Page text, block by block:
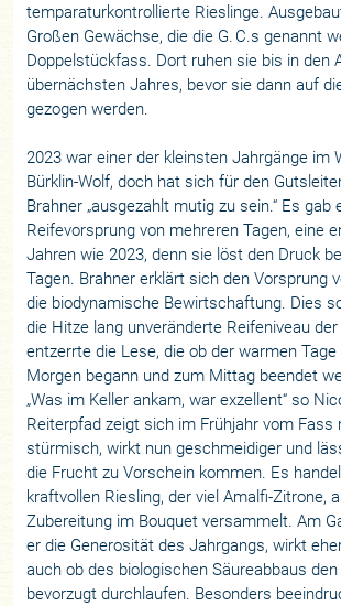
temparaturkontrollierte Rieslinge.
Großen Gewächse, die die G. C.s genannt
Doppelstückfass. Dort ruhen sie bis in den
übernächsten Jahres, bevor sie dann auf
gezogen werden.
2023 war einer der kleinsten Jahrgänge im
Bürklin-Wolf, doch hat sich für den
Brahner „ausgezahlt mutig zu sein.“ Es gab
Reifevorsprung von mehreren Tagen, eine
Jahren wie 2023, denn sie löst den Druck
Tagen. Brahner erklärt sich den Vorsprung
die biodynamische Bewirtschaftung. Dies
die Hitze lang unveränderte Reifeniveau
entzerrte die Lese, die ob der warmen
Morgen begann und zum Mittag beendet
„Was im Keller ankam, war exzellent“ so
Reiterpfad zeigt sich im Frühjahr vom Fass
stürmisch, wirkt nun geschmeidiger und
die Frucht zu Vorschein kommen. Es
kraftvollen Riesling, der viel Amalfi-Zitrone,
Zubereitung im Bouquet versammelt. Am
er die Generosität des Jahrgangs, wirkt
auch ob des biologischen Säureabbaus
bevorzugt durchlaufen. Besonders